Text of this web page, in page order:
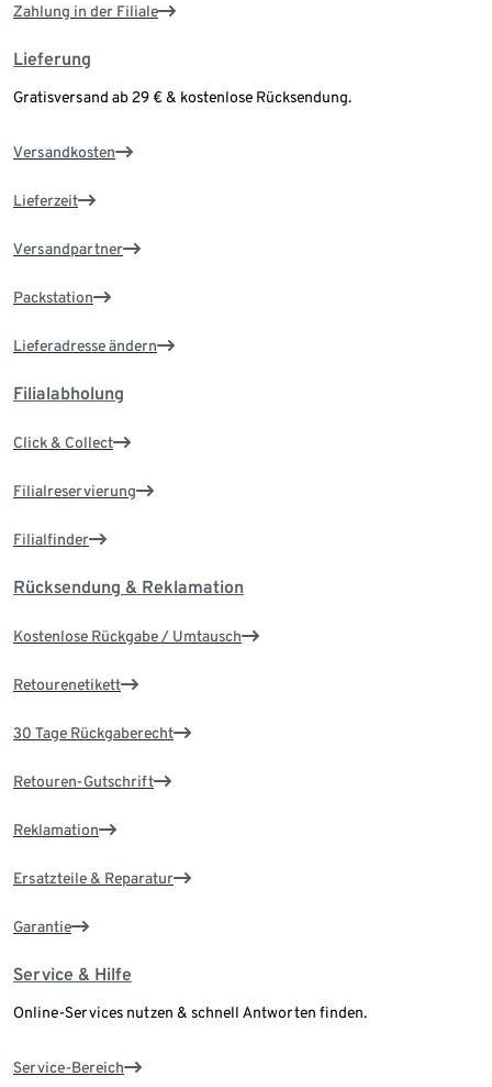
Zahlung in der Filiale
Lieferung
Gratisversand ab 29 € & kostenlose Rücksendung.
Versandkosten
Lieferzeit
Versandpartner
Packstation
Lieferadresse ändern
Filialabholung
Click & Collect
Filialreservierung
Filialfinder
Rücksendung & Reklamation
Kostenlose Rückgabe / Umtausch
Retourenetikett
30 Tage Rückgaberecht
Retouren-Gutschrift
Reklamation
Ersatzteile & Reparatur
Garantie
Service & Hilfe
Online-Services nutzen & schnell Antworten finden.
Service-Bereich